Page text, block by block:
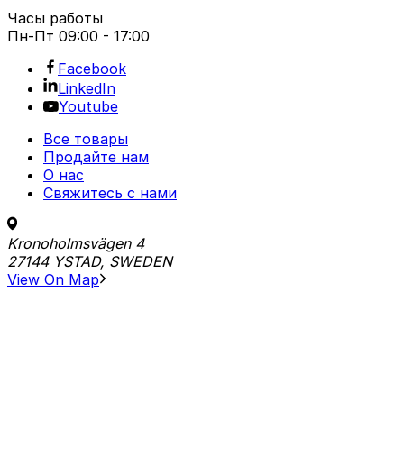
Часы работы
Пн-Пт 09:00 - 17:00
Facebook
LinkedIn
Youtube
Все товары
Продайте нам
О нас
Свяжитесь с нами
Kronoholmsvägen 4
27144 YSTAD, SWEDEN
View On Map